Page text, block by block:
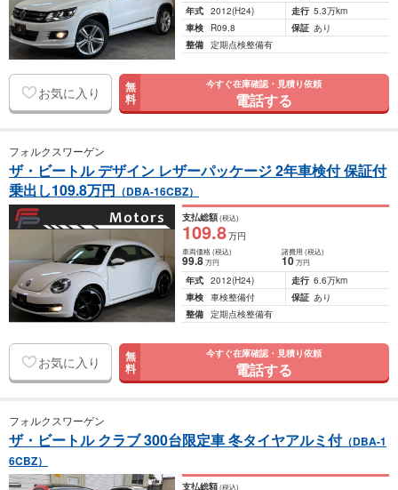
年式 2012(H24) 走行 5.3万km
車検
R09.8 保証 あり
整備 定期点検整備有
お気に入り 無
料
今すぐ在庫確認・見積り依頼
電話する
フォルクスワーゲン
ザ・ビートル デザイン レザーパッケージ 2年車検付 保証付
乗出し109.8万円 （DBA-16CBZ）
支払総額(税込)
109.8万円
車両価格(税込)
99.8万円
諸費用 (税込)
10 万円
年式 2012(H24) 走行 6.6万km
車検 車検整備付 保証 あり
整備 定期点検整備有
お気に入り 無
料
今すぐ在庫確認・見積り依頼
電話する
フォルクスワーゲン
ザ・ビートル クラブ 300台限定車 冬タイヤアルミ付（DBA-1
6CBZ）
支払総額(税込)